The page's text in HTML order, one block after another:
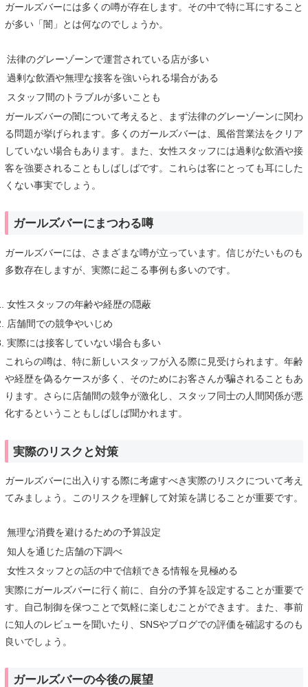
ガールズバーには多くの噂が存在します。その中で特に耳にすること
が多い「闇」とは何なのでしょうか。
法律のグレーゾーンで運営されている店が多い
過剰な飲酒や無理な接客を強いられる場合がある
スタッフ間のトラブルが多いことも
ガールズバーの闇について考えると、まず法律のグレーゾーンに関わ
る問題が挙げられます。多くのガールズバーは、風俗営業法をクリア
していない場合もあります。また、女性スタッフには過剰な飲酒や接
客を強要されることもしばしばです。これらは客にとっても耳にした
くない事実でしょう。
ガールズバーにまつわる噂
ガールズバーには、さまざまな噂が立っています。信じがたいものも
多数存在しますが、実際に起こる事例も多いのです。
女性スタッフの年齢や経歴の隠蔽
店舗間での競争やいじめ
実際には接客していない場合も多い
これらの噂は、特に新しいスタッフが入る際に見受けられます。年齢
や経歴を偽るケースが多く、そのためにお客さんが騙されることもあ
ります。さらに店舗間の競争が激化し、スタッフ同士の人間関係が悪
化するということもしばしば聞かれます。
実際のリスクと対策
ガールズバーに出入りする際に考慮すべき実際のリスクについて考え
てみましょう。このリスクを理解して対策を講じることが重要です。
無理な消費を避けるための予算設定
知人を通じた店舗の下調べ
女性スタッフとの話の中で信頼できる情報を見極める
実際にガールズバーに行く前に、自分の予算を設定することが重要で
す。自己制御を保つことで気軽に楽しむことができます。また、事前
に知人のレビューを聞いたり、SNSやブログでの評価を確認するのも
良いでしょう。
ガールズバーの今後の展望